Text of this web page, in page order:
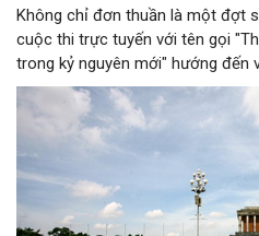
Không chỉ đơn thuần là một đợt
cuộc thi trực tuyến với tên gọi
trong kỷ nguyên mới" hướng đến
chiến lược trong Nghị quyết số
thành niềm tin, thành nhận thức